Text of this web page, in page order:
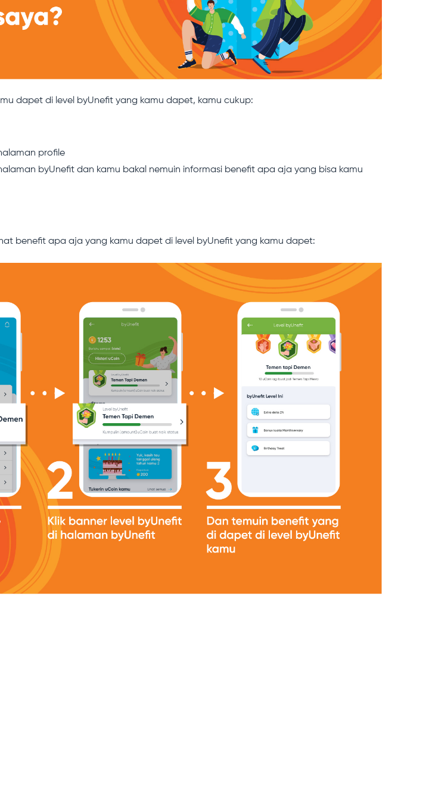
dapet di level byUnefit yang kamu dapet, kamu cukup:
profile
byUnefit dan kamu bakal nemuin informasi benefit apa aja yang bisa kamu
benefit apa aja yang kamu dapet di level byUnefit yang kamu dapet: